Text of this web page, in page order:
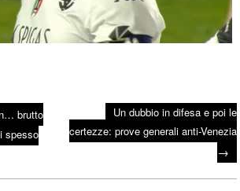
brutto
spesso
Un dubbio in difesa e poi le
certezze: prove generali anti-Venezia
→